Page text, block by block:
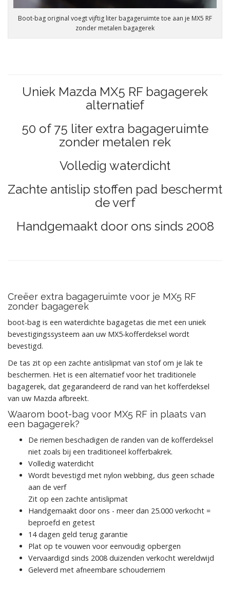
Boot-bag original voegt vijftig liter bagageruimte toe aan je MX5 RF
zonder metalen bagagerek
Uniek Mazda MX5 RF bagagerek
alternatief
50 of 75 liter extra bagageruimte
zonder metalen rek
Volledig waterdicht
Zachte antislip stoffen pad beschermt
de verf
Handgemaakt door ons sinds 2008
Creëer extra bagageruimte voor je MX5 RF
zonder bagagerek
boot-bag is een waterdichte bagagetas die met een uniek
bevestigingssysteem aan uw MX5-kofferdeksel wordt
bevestigd.
De tas zit op een zachte antislipmat van stof om je lak te
beschermen. Het is een alternatief voor het traditionele
bagagerek, dat gegarandeerd de rand van het kofferdeksel
van uw Mazda afbreekt.
Waarom boot-bag voor MX5 RF in plaats van
een bagagerek?
De riemen beschadigen de randen van de kofferdeksel
niet zoals bij een traditioneel kofferbakrek.
Volledig waterdicht
Wordt bevestigd met nylon webbing, dus geen schade
aan de verf
Zit op een zachte antislipmat
Handgemaakt door ons - meer dan 25.000 verkocht =
beproefd en getest
14 dagen geld terug garantie
Plat op te vouwen voor eenvoudig opbergen
Vervaardigd sinds 2008 duizenden verkocht wereldwijd
Geleverd met afneembare schouderriem